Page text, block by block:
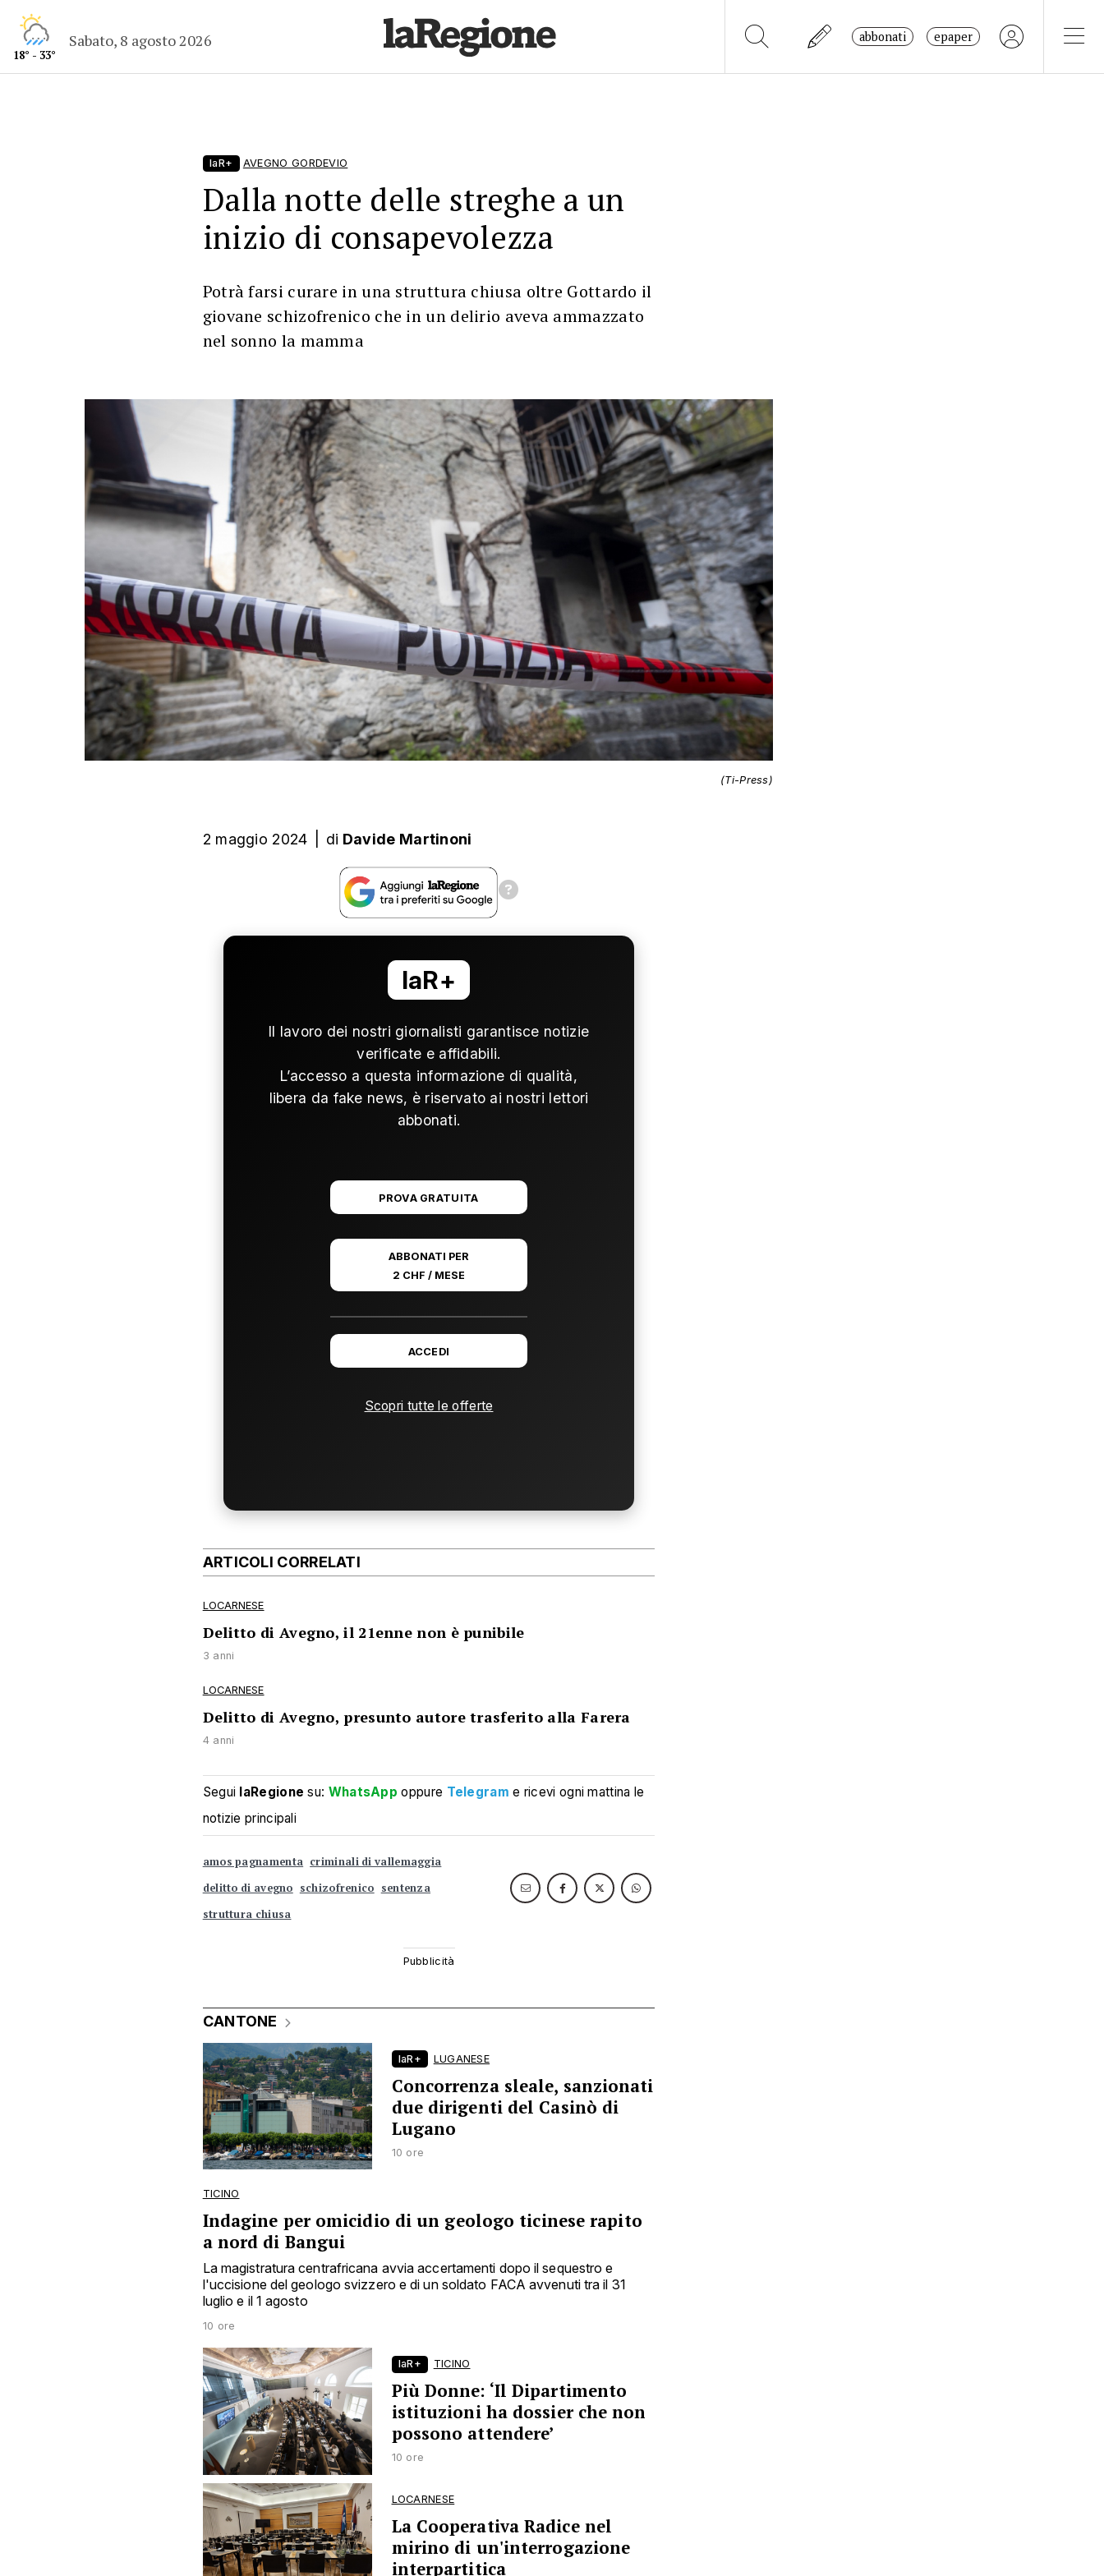
18° - 33°
Sabato, 8 agosto 2026 abbonati epaper
laR+ AVEGNO GORDEVIO
Dalla notte delle streghe a un
inizio di consapevolezza
Potrà farsi curare in una struttura chiusa oltre Gottardo il
giovane schizofrenico che in un delirio aveva ammazzato
nel sonno la mamma
(Ti-Press)
2 maggio 2024 di Davide Martinoni
laR+
Il lavoro dei nostri giornalisti garantisce notizie
verificate e affidabili.
L’accesso a questa informazione di qualità,
libera da fake news, è riservato ai nostri lettori
abbonati.
PROVA GRATUITA
ABBONATI PER
2 CHF / MESE
ACCEDI
Scopri tutte le offerte
ARTICOLI CORRELATI
LOCARNESE
Delitto di Avegno, il 21enne non è punibile
3 anni
LOCARNESE
Delitto di Avegno, presunto autore trasferito alla Farera
4 anni
Segui laRegione su: WhatsApp oppure Telegram e ricevi ogni mattina le
notizie principali
amos pagnamenta criminali di vallemaggia
delitto di avegno schizofrenico sentenza
struttura chiusa
CANTONE
laR+ LUGANESE
Concorrenza sleale, sanzionati
due dirigenti del Casinò di
Lugano
10 ore
TICINO
Indagine per omicidio di un geologo ticinese rapito
a nord di Bangui
La magistratura centrafricana avvia accertamenti dopo il sequestro e
l'uccisione del geologo svizzero e di un soldato FACA avvenuti tra il 31
luglio e il 1 agosto
10 ore
laR+ TICINO
Più Donne: ‘Il Dipartimento
istituzioni ha dossier che non
possono attendere’
10 ore
LOCARNESE
La Cooperativa Radice nel
mirino di un'interrogazione
interpartitica